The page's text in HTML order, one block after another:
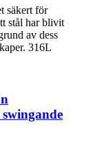
säkert för
stål har blivit
av dess
316L